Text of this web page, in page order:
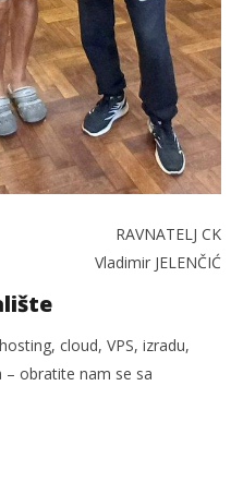
RAVNATELJ CK
Vladimir JELENČIĆ
cloud, VPS, izradu,
– obratite nam se sa